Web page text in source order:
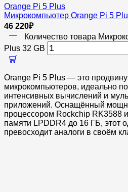
Orange Pi 5 Plus
Микрокомпьютер Orange Pi 5
46 220₽
Количество товара
Plus 32 GB
Orange Pi 5 Plus — это
микрокомпьютеров, идеально
интенсивных вычислений и
приложений. Оснащённый
процессором Rockchip RK3588
памяти LPDDR4 до 16 ГБ, этот
превосходит аналоги в своём